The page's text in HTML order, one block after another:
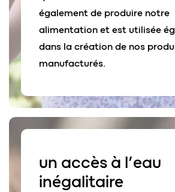
également de produire notre
alimentation et est utilisée
dans la création de nos
manufacturés.
un accès à l’eau
inégalitaire